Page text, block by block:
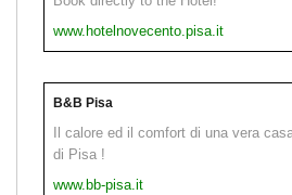
www.hotelnovecento.pisa.it
B&B Pisa
Il calore ed il comfort di una vera
di Pisa !
www.bb-pisa.it